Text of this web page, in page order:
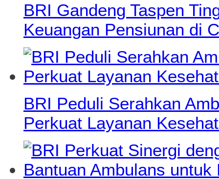
BRI Gandeng Taspen
Keuangan Pensiunan di
BRI Peduli Serahkan
Perkuat Layanan